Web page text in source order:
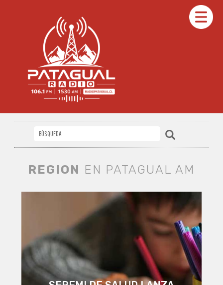
REGION EN PATAGUAL AM